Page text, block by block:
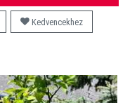
Kedvencekhez